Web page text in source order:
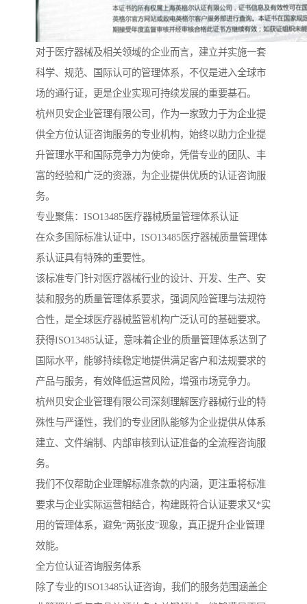
对于医疗器械及相关领域的企业而言，建立并实施一套
科学、规范、国际认可的管理体系，不仅是进入全球市
场的通行证，更是企业实现可持续发展的重要基石。
杭州贝安企业管理有限公司，作为一家致力于为企业提
供全方位认证咨询服务的专业机构，始终以助力企业提
升管理水平和国际竞争力为使命，凭借专业的团队、丰
富的经验和广泛的资源，为企业提供优质的认证咨询服
务。
专业聚焦：ISO13485医疗器械质量管理体系认证
在众多国际标准认证中，ISO13485医疗器械质量管理体
系认证具有特殊的重要性。
该标准专门针对医疗器械行业的设计、开发、生产、安
装和服务的质量管理体系要求，强调风险管理与法规符
合性，是全球医疗器械监管机构广泛认可的基础要求。
获得ISO13485认证，意味着企业的质量管理体系达到了
国际水平，能够持续稳定地提供满足客户和法规要求的
产品与服务，有效降低运营风险，增强市场竞争力。
杭州贝安企业管理有限公司深刻理解医疗器械行业的特
殊性与严谨性，我们的专业团队能够为企业提供从体系
建立、文件编制、内部审核到认证准备的全流程咨询服
务。
我们不仅帮助企业理解标准条款的内涵，更注重将标准
要求与企业实际运营相结合，构建既符合认证要求又*实
用的管理体系，避免“两张皮”现象，真正提升企业管理
效能。
全方位认证咨询服务体系
除了专业的ISO13485认证咨询，我们的服务范围涵盖企